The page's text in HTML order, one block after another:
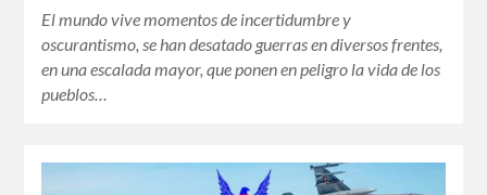
El mundo vive momentos de incertidumbre y
oscurantismo, se han desatado guerras en diversos frentes,
en una escalada mayor, que ponen en peligro la vida de los
pueblos…